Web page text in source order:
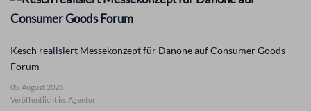
Kesch realisiert Messekonzept für Danone auf Consumer Goods
Forum
05. August 2026
Veröffentlicht in: Agentur